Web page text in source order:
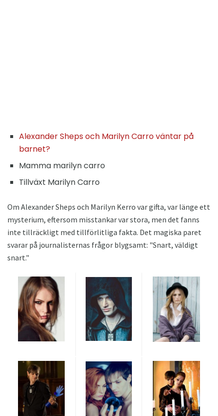
Alexander Sheps och Marilyn Carro väntar på
barnet?
Mamma marilyn carro
Tillväxt Marilyn Carro
Om Alexander Sheps och Marilyn Kerro var gifta, var länge ett
mysterium, eftersom misstankar var stora, men det fanns
inte tillräckligt med tillförlitliga fakta. Det magiska paret
svarar på journalisternas frågor blygsamt: "Snart, väldigt
snart."